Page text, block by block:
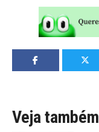
Veja também